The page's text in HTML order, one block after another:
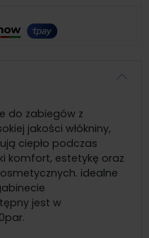
do zabiegów z
jakości włókniny,
ciepło podczas
komfort, estetykę oraz
idealne
jest w